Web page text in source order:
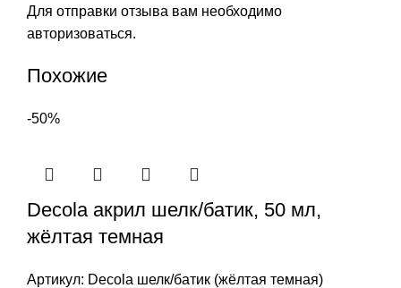
Для отправки отзыва вам необходимо
авторизоваться.
Похожие
-50%
Decola акрил шелк/батик, 50 мл,
жёлтая темная
Артикул: Decola шелк/батик (жёлтая темная)